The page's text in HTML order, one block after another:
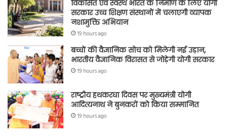
विकसित एवं स्वस्थ भारत के निर्माण के लिए योगी
सरकार उच्च शिक्षण संस्थानों में चलाएगी व्यापक
नशामुक्ति अभियान
19 hours ago
बच्चों की वैज्ञानिक सोच को मिलेगी नई उड़ान,
भारतीय वैज्ञानिक विरासत से जोड़ेगी योगी सरकार
19 hours ago
राष्ट्रीय हथकरघा दिवस पर मुख्यमंत्री योगी
आदित्यनाथ ने बुनकरों को किया सम्मानित
19 hours ago